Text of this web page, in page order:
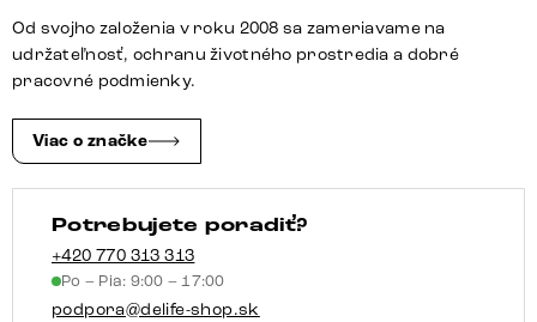
200x100
keramika
Minas
bielo-
béžová
Spider
plochá
oceľ
čierna
Od svojho založenia v roku 2008 sa zameriavame na
udržateľnosť, ochranu životného prostredia a dobré
pracovné podmienky.
Viac o značke
Potrebujete poradiť?
+420 770 313 313
Po – Pia: 9:00 – 17:00
podpora@delife-shop.sk